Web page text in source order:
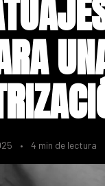
• 4 min de lectura